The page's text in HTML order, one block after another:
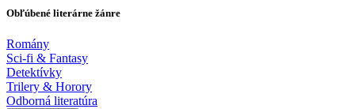
Obľúbené literárne žánre
Romány
Sci-fi & Fantasy
Detektívky
Trilery & Horory
Odborná literatúra